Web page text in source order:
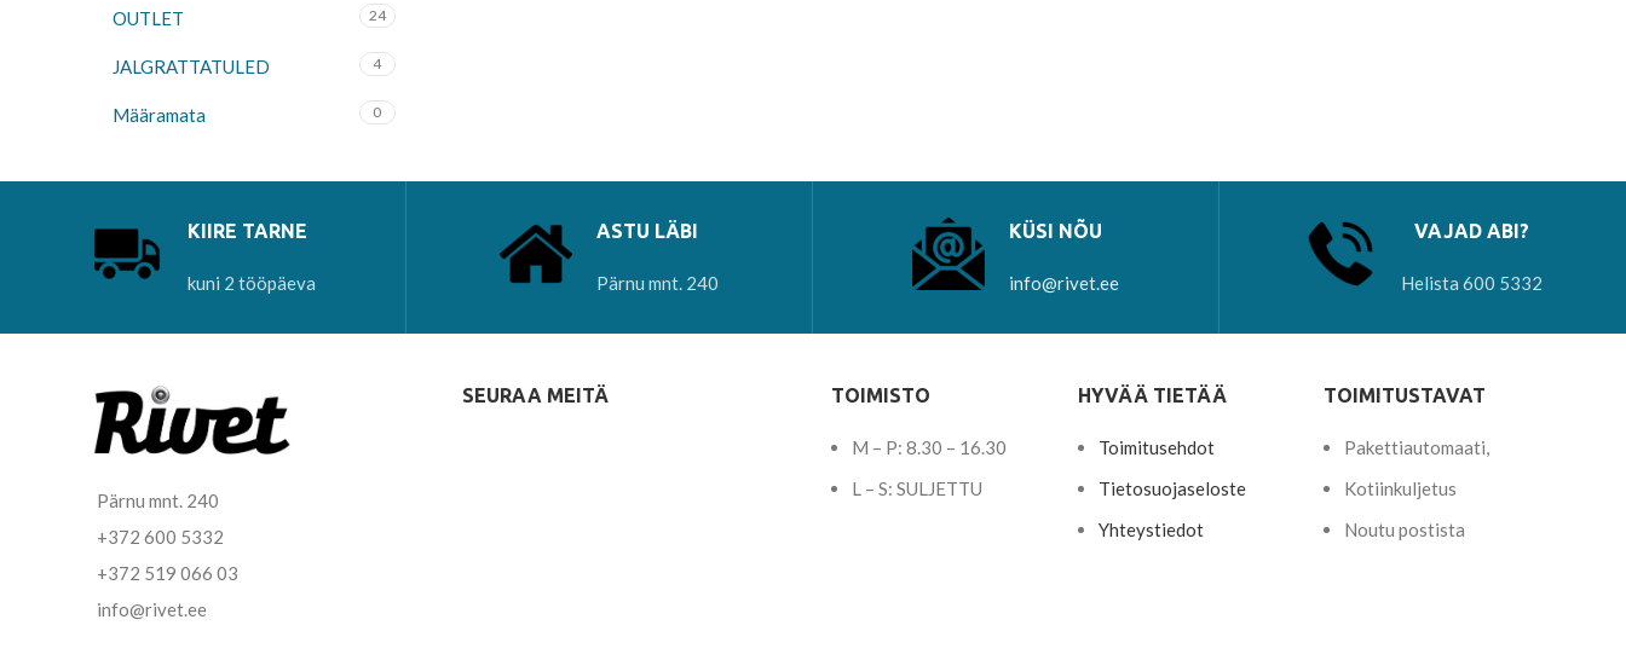
OUTLET 24
JALGRATTATULED 4
Määramata 0
KIIRE TARNE
kuni 2 tööpäeva
ASTU LÄBI
Pärnu mnt. 240
KÜSI NÕU
info@rivet.ee
VAJAD ABI?
Helista 600 5332
Pärnu mnt. 240
+372 600 5332
+372 519 066 03
info@rivet.ee
SEURAA MEITÄ TOIMISTO
M – P: 8.30 – 16.30
L – S: SULJETTU
HYVÄÄ TIETÄÄ
Toimitusehdot
Tietosuojaseloste
Yhteystiedot
TOIMITUSTAVAT
Pakettiautomaati,
Kotiinkuljetus
Noutu postista